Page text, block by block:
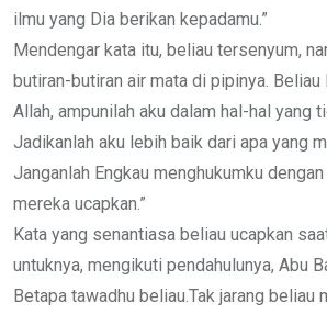
ilmu yang Dia berikan kepadamu.”
Mendengar kata itu, beliau tersenyum,
butiran-butiran air mata di pipinya. Beliau
Allah, ampunilah aku dalam hal-hal yang
Jadikanlah aku lebih baik dari apa yang
Janganlah Engkau menghukumku
mereka ucapkan.”
Kata yang senantiasa beliau ucapkan
untuknya, mengikuti pendahulunya, Abu
Betapa tawadhu beliau.Tak jarang beliau